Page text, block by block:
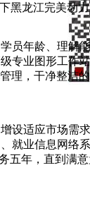
黑龙江完美动
员年龄、理解
专业图形工作
理，干净整洁
设适应市场需
就业信息网络
五年，直到满意